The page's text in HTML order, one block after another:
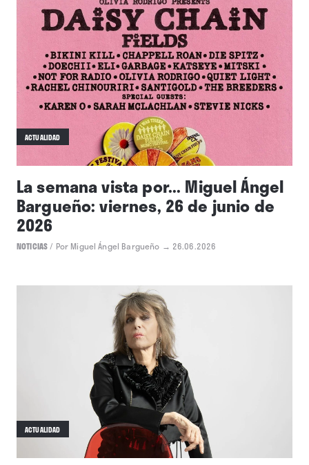
ACTUALIDAD
La semana vista por... Miguel Ángel
Bargueño: viernes, 26 de junio de
2026
NOTICIAS/ Por Miguel Ángel Bargueño → 26.06.2026
ACTUALIDAD